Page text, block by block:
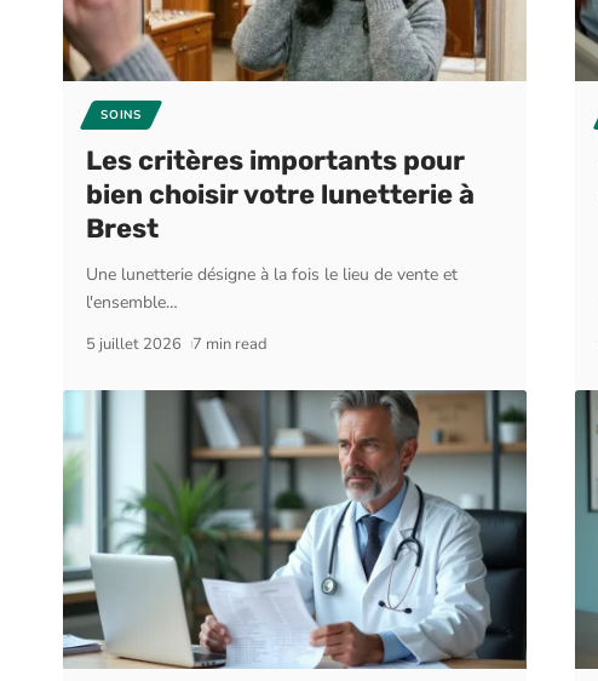
SOINS
Les critères importants pour
bien choisir votre lunetterie à
Brest
Une lunetterie désigne à la fois le lieu de vente et
l'ensemble…
5 juillet 2026 7 min read